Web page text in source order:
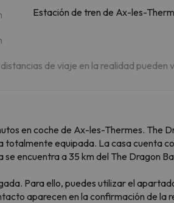
Estación de tren de Ax-les-
de viaje en la realidad pueden
en coche de Ax-les-Thermes. The
equipada. La casa cuenta
se encuentra a 35 km del The Dragon
Para ello, puedes utilizar el
aparecen en la confirmación de la